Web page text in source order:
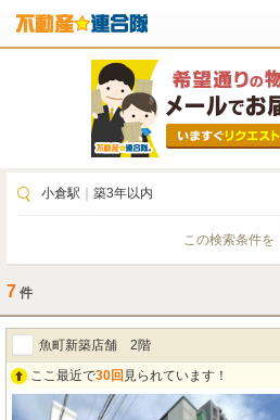
小倉駅 築3年以内
この検索条件を
7 件
魚町新築店舗 2階
ここ最近で30回 見られています！